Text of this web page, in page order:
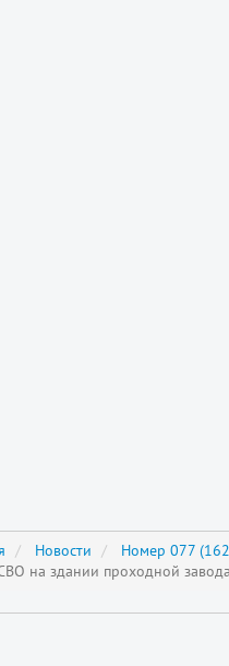
Новости
Номер 077
на здании проходной